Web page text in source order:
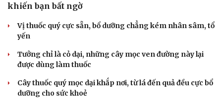
khiến bạn bất ngờ
Vị thuốc quý cực sẵn, bổ dưỡng chẳng kém nhân sâm, tổ
yến
Tưởng chỉ là cỏ dại, những cây mọc ven đường này lại
được dùng làm thuốc
Cây thuốc quý mọc dại khắp nơi, từ lá đến quả đều cực bổ
dưỡng cho sức khoẻ